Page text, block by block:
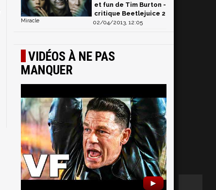
et fun de Tim Burton -
critique Beetlejuice 2
02/04/2013, 12:05
Miracle
VIDÉOS À NE PAS
MANQUER
►